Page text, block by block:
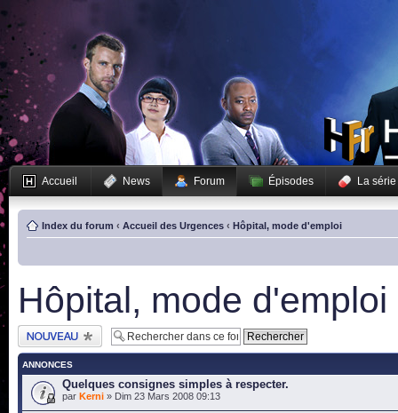
Accueil News Forum Épisodes La série
Index du forum ‹ Accueil des Urgences ‹ Hôpital, mode d'emploi
Hôpital, mode d'emploi
Publier un nouveau
sujet
ANNONCES
Quelques consignes simples à respecter.
par Kerni » Dim 23 Mars 2008 09:13